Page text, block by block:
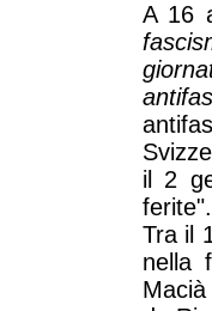
A 16
il 2
Tra il
nella